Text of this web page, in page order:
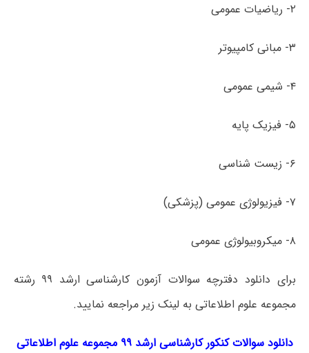
۲- ریاضیات عمومی
۳- مبانی کامپیوتر
۴- شیمی عمومی
۵- فیزیک پایه
۶- زیست شناسی
۷- فیزیولوژی عمومی (پزشکی)
۸- میکروبیولوژی عمومی
برای دانلود دفترچه سوالات آزمون کارشناسی ارشد ۹۹ رشته
مجموعه علوم اطلاعاتی به لینک زیر مراجعه نمایید.
دانلود سوالات کنکور کارشناسی ارشد ۹۹ مجموعه علوم اطلاعاتی